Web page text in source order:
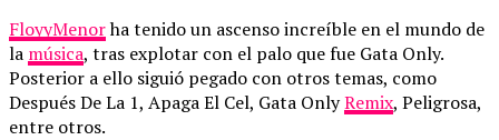
FloyyMenorha tenido un ascenso increíble en el mundo de
la música, tras explotar con el palo que fue Gata Only.
Posterior a ello siguió pegado con otros temas, como
Después De La 1, Apaga El Cel, Gata OnlyRemix, Peligrosa,
entre otros.